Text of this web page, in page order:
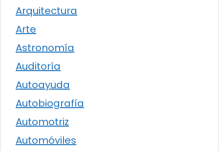
Arquitectura
Arte
Astronomía
Auditoría
Autoayuda
Autobiografía
Automotriz
Automóviles